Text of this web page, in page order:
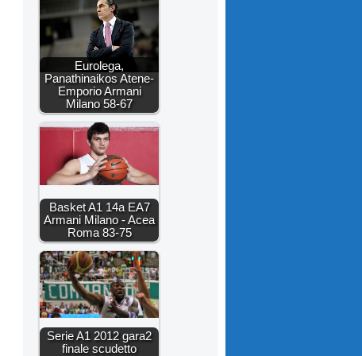
Eurolega,
Panathinaikos Atene-
Emporio Armani
Milano 58-67
Basket A1 14a EA7
Armani Milano - Acea
Roma 83-75
Serie A1 2012 gara2
finale scudetto